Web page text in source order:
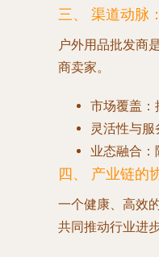
三、 渠道动脉
户外用品批发商
商卖家。
市场覆盖
灵活性与服
业态融合
四、 产业链的
一个健康、高效
共同推动行业进步